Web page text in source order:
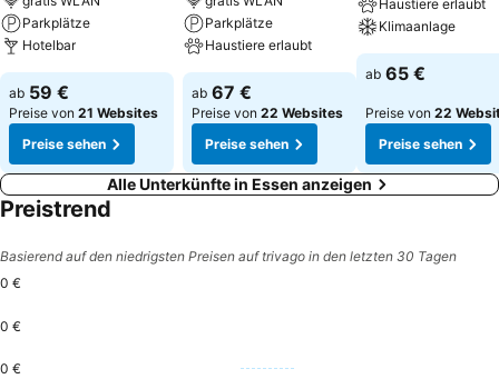
Parkplätze
Hotelbar
ab 59 €
Preise von 21 Websites
Preise sehen
Parkplätze
Haustiere erlaubt
ab 67 €
Preise von 22 Websites
Preise sehen
Haustiere erlaubt
Klimaanlage
ab 65 €
Preise von 22
Preise sehen
Alle Unterkünfte in Essen anzeigen
Preistrend
Basierend auf den niedrigsten Preisen auf trivago in den letzten 30 Tagen
0 €
0 €
0 €